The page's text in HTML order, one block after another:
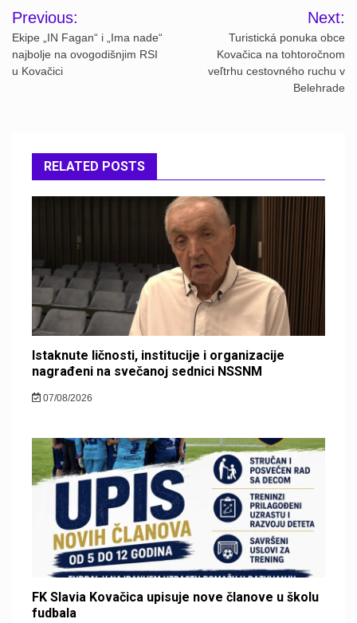
Post
navigation
Previous:
Ekipe „IN Fagan“ i „Ima nade“
najbolje na ovogodišnjim RSI
u Kovačici
Next:
Turistická ponuka obce
Kovačica na tohtoročnom
veľtrhu cestovného ruchu v
Belehrade
RELATED POSTS
Istaknute ličnosti, institucije i organizacije
nagrađeni na svečanoj sednici NSSNM
07/08/2026
FK Slavia Kovačica upisuje nove članove u školu
fudbala